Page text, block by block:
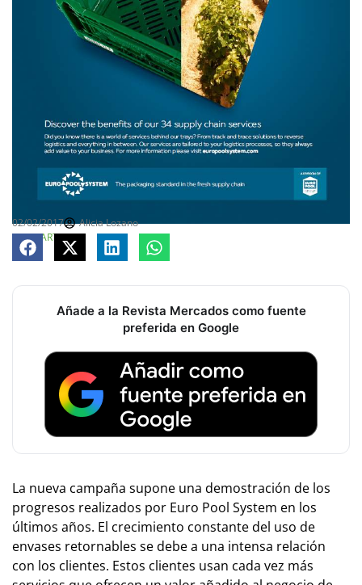
02/02/2017
Alicia Lozano
COMPARTE
Añade a la Revista Mercados como fuente
preferida en Google
La nueva campaña supone una demostración de los
progresos realizados por Euro Pool System en los
últimos años. El crecimiento constante del uso de
envases retornables se debe a una intensa relación
con los clientes. Estos clientes usan cada vez más